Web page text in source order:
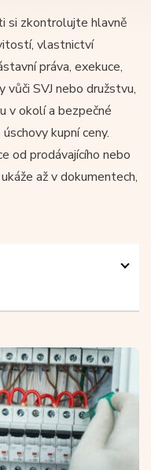
si zkontrolujte hlavně
vlastnictví
práva, exekuce,
vůči SVJ nebo družstvu,
v okolí a bezpečné
kupní ceny.
od prodávajícího nebo
až v dokumentech,